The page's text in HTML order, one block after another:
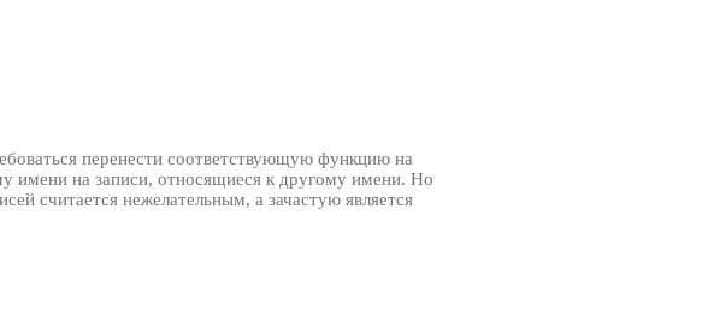
перенести соответствующую функцию на
имени на записи, относящиеся к другому имени. Но
считается нежелательным, а зачастую является